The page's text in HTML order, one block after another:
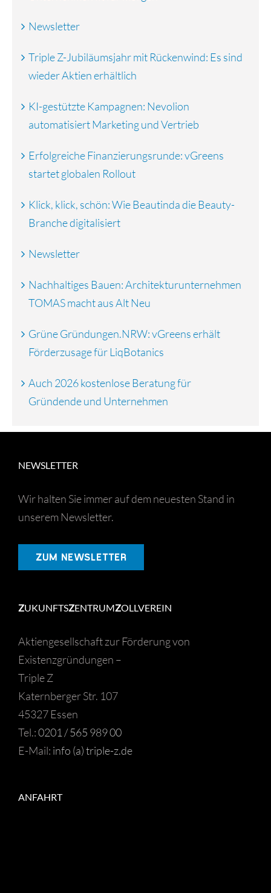
Newsletter
Triple Z-Jubiläumsjahr mit Rückenwind: Es sind
wieder Aktien erhältlich
KI-gestützte Kampagnen: Nevolion
automatisiert Marketing und Vertrieb
Erfolgreiche Finanzierungsrunde: vGreens
startet globalen Rollout
Klick, klick, schön: Wie Beautinda die Beauty-
Branche digitalisiert
Newsletter
Nachhaltiges Bauen: Architekturunternehmen
TOMAS macht aus Alt Neu
Grüne Gründungen.NRW: vGreens erhält
Förderzusage für LiqBotanics
Auch 2026 kostenlose Beratung für
Gründende und Unternehmen
NEWSLETTER
Wir halten Sie immer auf dem neuesten Stand in
unserem Newsletter.
ZUM NEWSLETTER
ZUKUNFTSZENTRUMZOLLVEREIN
Aktiengesellschaft zur Förderung von
Existenzgründungen –
Triple Z
Katernberger Str. 107
45327 Essen
Tel.:0201 / 565 989 00
E-Mail: info (a) triple-z.de
ANFAHRT